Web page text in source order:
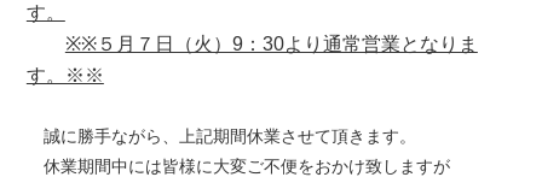
す。
※※５月７日（火）9：30より通常営業となりま
す。※※
誠に勝手ながら、上記期間休業させて頂きます。
休業期間中には皆様に大変ご不便をおかけ致しますが